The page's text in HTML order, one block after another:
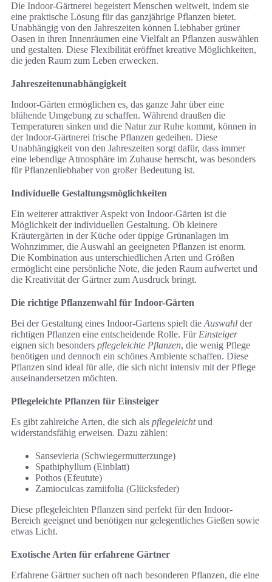
Die Indoor-Gärtnerei begeistert Menschen weltweit, indem sie
eine praktische Lösung für das ganzjährige Pflanzen bietet.
Unabhängig von den Jahreszeiten können Liebhaber grüner
Oasen in ihren Innenräumen eine Vielfalt an Pflanzen auswählen
und gestalten. Diese Flexibilität eröffnet kreative Möglichkeiten,
die jeden Raum zum Leben erwecken.
Jahreszeitenunabhängigkeit
Indoor-Gärten ermöglichen es, das ganze Jahr über eine
blühende Umgebung zu schaffen. Während draußen die
Temperaturen sinken und die Natur zur Ruhe kommt, können in
der Indoor-Gärtnerei frische Pflanzen gedeihen. Diese
Unabhängigkeit von den Jahreszeiten sorgt dafür, dass immer
eine lebendige Atmosphäre im Zuhause herrscht, was besonders
für Pflanzenliebhaber von großer Bedeutung ist.
Individuelle Gestaltungsmöglichkeiten
Ein weiterer attraktiver Aspekt von Indoor-Gärten ist die
Möglichkeit der individuellen Gestaltung. Ob kleinere
Kräutergärten in der Küche oder üppige Grünanlagen im
Wohnzimmer, die Auswahl an geeigneten Pflanzen ist enorm.
Die Kombination aus unterschiedlichen Arten und Größen
ermöglicht eine persönliche Note, die jeden Raum aufwertet und
die Kreativität der Gärtner zum Ausdruck bringt.
Die richtige Pflanzenwahl für Indoor-Gärten
Bei der Gestaltung eines Indoor-Gartens spielt die Auswahl der
richtigen Pflanzen eine entscheidende Rolle. Für Einsteiger
eignen sich besonders pflegeleichte Pflanzen, die wenig Pflege
benötigen und dennoch ein schönes Ambiente schaffen. Diese
Pflanzen sind ideal für alle, die sich nicht intensiv mit der Pflege
auseinandersetzen möchten.
Pflegeleichte Pflanzen für Einsteiger
Es gibt zahlreiche Arten, die sich als pflegeleichtund
widerstandsfähig erweisen. Dazu zählen:
Sansevieria (Schwiegermutterzunge)
Spathiphyllum (Einblatt)
Pothos (Efeutute)
Zamioculcas zamiifolia (Glücksfeder)
Diese pflegeleichten Pflanzen sind perfekt für den Indoor-
Bereich geeignet und benötigen nur gelegentliches Gießen sowie
etwas Licht.
Exotische Arten für erfahrene Gärtner
Erfahrene Gärtner suchen oft nach besonderen Pflanzen, die eine